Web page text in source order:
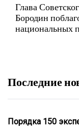
Глава
Бородин
национальных
Последние
Порядка 150